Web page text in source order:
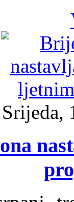
Srijeda,